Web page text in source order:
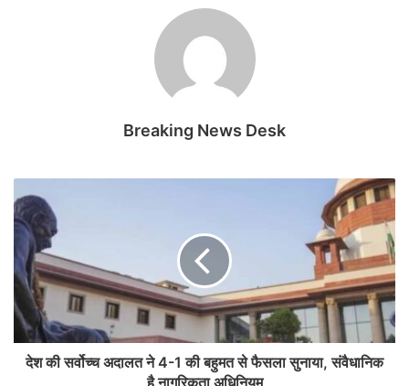
Breaking News Desk
देश की सर्वोच्च अदालत ने 4-1 की बहुमत से फैसला सुनाया, संवैधानिक